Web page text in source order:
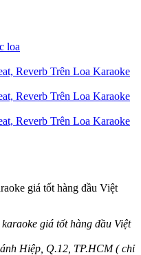
loa
Reverb Trên Loa Karaoke
Reverb Trên Loa Karaoke
Reverb Trên Loa Karaoke
giá tốt hàng đầu Việt
Hiệp, Q.12, TP.HCM ( chỉ